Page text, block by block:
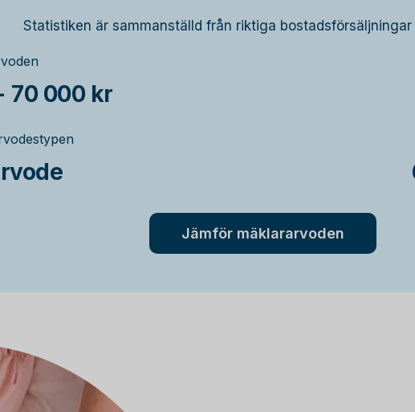
Statistiken är sammanställd från riktiga bostadsförsäljningar
70 000 kr
Jämför mäklararvoden